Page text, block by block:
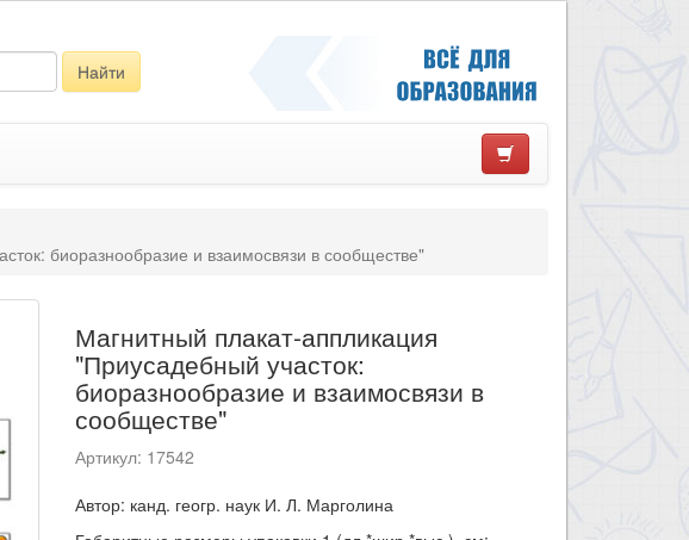
Найти
биоразнообразие и взаимосвязи в сообществе"
Магнитный плакат-аппликация
"Приусадебный участок:
биоразнообразие и взаимосвязи в
сообществе"
Артикул: 17542
​Автор: канд. геогр. наук И. Л. Марголина